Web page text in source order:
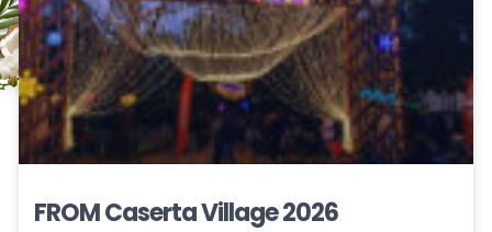
FROM Caserta Village 2026